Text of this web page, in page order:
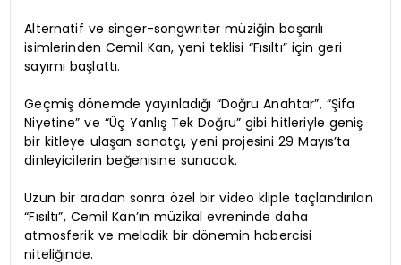
Alternatif ve singer-songwriter müziğin başarılı
isimlerinden Cemil Kan, yeni teklisi “Fısıltı” için geri
sayımı başlattı.
Geçmiş dönemde yayınladığı “Doğru Anahtar”, “Şifa
Niyetine” ve “Üç Yanlış Tek Doğru” gibi hitleriyle geniş
bir kitleye ulaşan sanatçı, yeni projesini 29 Mayıs’ta
dinleyicilerin beğenisine sunacak.
Uzun bir aradan sonra özel bir video kliple taçlandırılan
“Fısıltı”, Cemil Kan’ın müzikal evreninde daha
atmosferik ve melodik bir dönemin habercisi
niteliğinde.